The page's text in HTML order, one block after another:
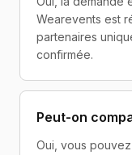
Wearevents est
partenaires
confirmée.
Peut-on
Oui, vous